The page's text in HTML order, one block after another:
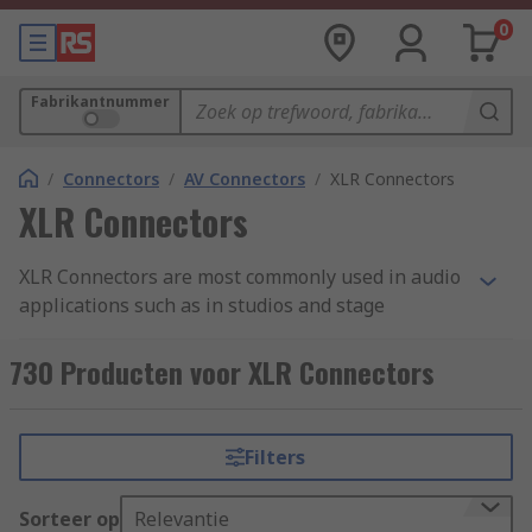
0
Fabrikantnummer
/ Connectors / AV Connectors / XLR Connectors
XLR Connectors
XLR Connectors are most commonly used in audio
applications such as in studios and stage
and controlling machines such as fog machines.
This electrical connector is popular in
reasons, but mainly because of their suitability
in delivering balanced microphone and line-level
signals with no loss of quality over long cable
730 Producten voor XLR Connectors
Filters
Sorteer op Relevantie